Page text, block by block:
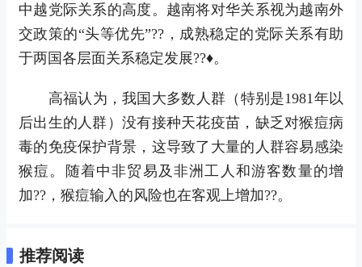
中越党际关系的高度。越南将对华关系视为越南外
交政策的“头等优先”??，成熟稳定的党际关系有助
于两国各层面关系稳定发展??♦。
高福认为，我国大多数人群（特别是1981年以
后出生的人群）没有接种天花疫苗，缺乏对猴痘病
毒的免疫保护背景，这导致了大量的人群容易感染
猴痘。随着中非贸易及非洲工人和游客数量的增
加??，猴痘输入的风险也在客观上增加??。
推荐阅读